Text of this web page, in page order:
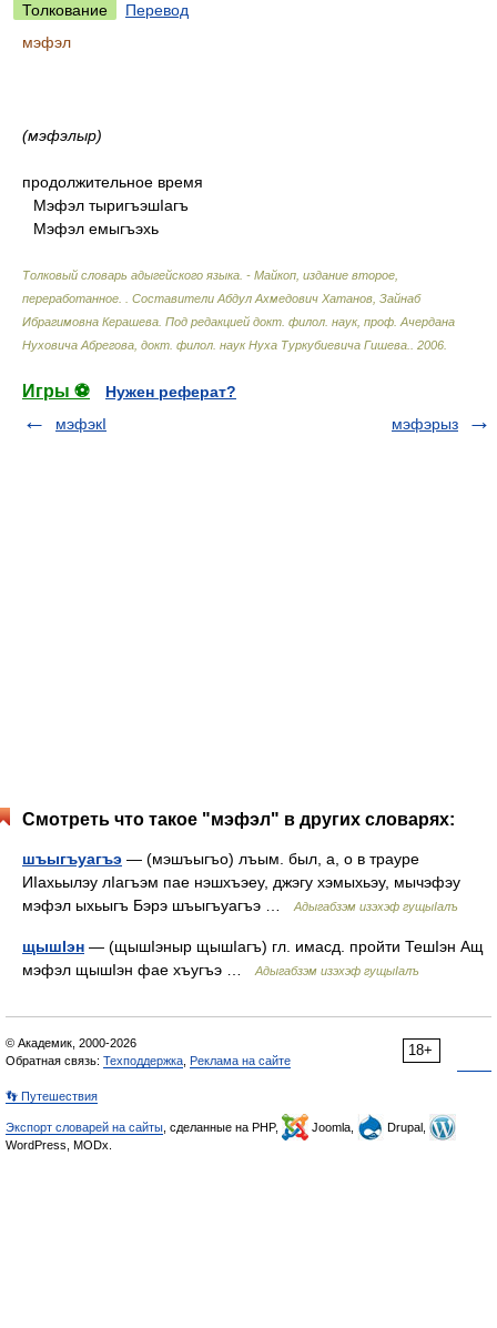
Толкование
Перевод
мэфэл
(мэфэлыр)
продолжительное время
Мэфэл тыригъэшIагъ
Мэфэл емыгъэхь
Толковый словарь адыгейского языка. - Майкоп, издание второе,
переработанное.
Составители Абдул Ахмедович Хатанов, Зайнаб
Ибрагимовна Керашева. Под редакцией докт. филол. наук, проф. Ачердана
Нуховича Абрегова, докт. филол. наук Нуха Туркубиевича Гишева.
2006
Игры ⚽
Нужен реферат?
мэфэкI
мэфэрыз
Смотреть что такое "мэфэл" в других словарях:
шъыгъуагъэ — (мэшъыгъо) лъым. был, а, о в трауре
ИIахьылэу лIагъэм пае нэшхъэеу, джэгу хэмыхьэу, мычэфэу
мэфэл ыхьыгъ Бэрэ шъыгъуагъэ …
Адыгабзэм изэхэф гущыIалъ
щышIэн — (щышIэныр щышIагъ) гл. имасд. пройти ТешIэн Ащ
мэфэл щышIэн фае хъугъэ …
Адыгабзэм изэхэф гущыIалъ
18+
© Академик, 2000-2026
Обратная связь: Техподдержка Реклама на сайте
👣 Путешествия
Экспорт словарей на сайты , сделанные на PHP, Joomla,
Drupal,
WordPress, MODx.